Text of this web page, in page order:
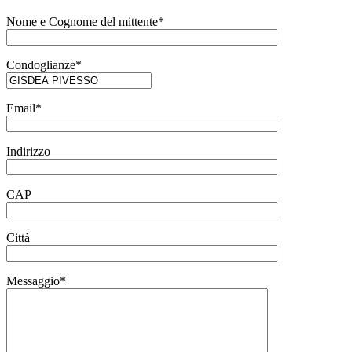
Nome e Cognome del mittente*
Condoglianze*
Email*
Indirizzo
CAP
Città
Messaggio*